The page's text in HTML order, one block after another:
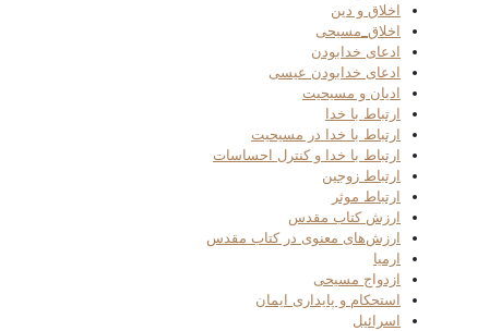
اخلاق و دین
اخلاق_مسیحی
ادعای خدابودن
ادعای خدابودن عیسی
ادیان و مسیحیت
ارتباط با خدا
ارتباط با خدا در مسیحیت
ارتباط با خدا و کنترل احساسات
ارتباط زوجین
ارتباط موثر
ارزش کتاب مقدس
ارزش‌های معنوی در کتاب مقدس
ارمیا
ازدواج مسیحی
استحکام و پایداری ایمان
اسرائیل